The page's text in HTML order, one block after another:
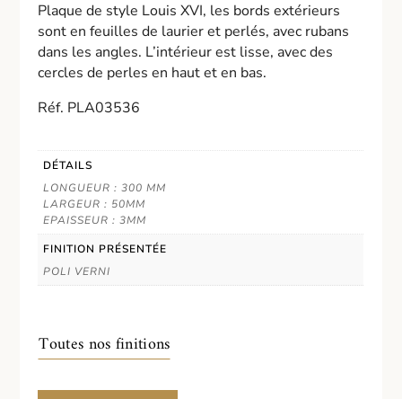
Plaque de style Louis XVI, les bords extérieurs
sont en feuilles de laurier et perlés, avec rubans
dans les angles. L’intérieur est lisse, avec des
cercles de perles en haut et en bas.
Réf. PLA03536
DÉTAILS
LONGUEUR : 300 MM
LARGEUR : 50MM
EPAISSEUR : 3MM
FINITION PRÉSENTÉE
POLI VERNI
Toutes nos finitions